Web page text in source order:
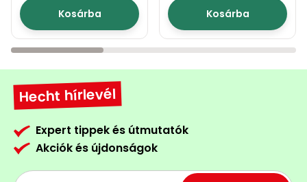
Kosárba Kosárba
Hecht hírlevél
Expert tippek és útmutatók
Akciók és újdonságok